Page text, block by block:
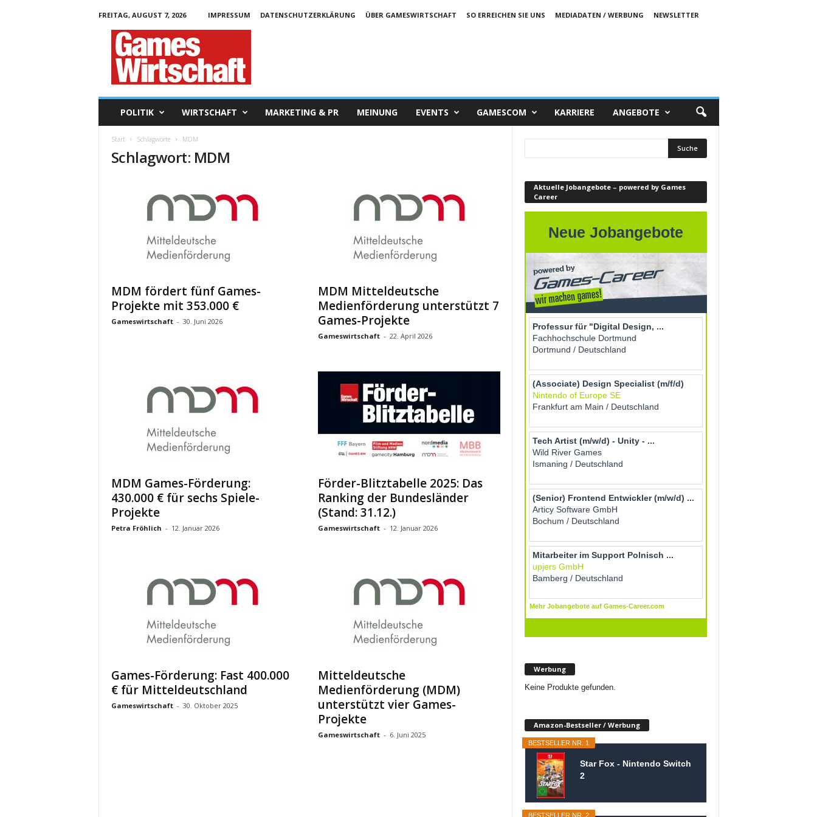
FREITAG, AUGUST 7, 2026 IMPRESSUM DATENSCHUTZERKLÄRUNG ÜBER GAMESWIRTSCHAFT SO ERREICHEN SIE UNS MEDIADATEN / WERBUNG
NEWSLETTER
POLITIK WIRTSCHAFT MARKETING & PR MEINUNG EVENTS GAMESCOM KARRIERE ANGEBOTE
Start Schlagworte MDM
Schlagwort: MDM
MDM fördert fünf Games-
Projekte mit 353.000 €
Gameswirtschaft - 30. Juni 2026
MDM Mitteldeutsche
Medienförderung unterstützt 7
Games-Projekte
Gameswirtschaft - 22. April 2026
MDM Games-Förderung:
430.000 € für sechs Spiele-
Projekte
Petra Fröhlich - 12. Januar 2026
Förder-Blitztabelle 2025: Das
Ranking der Bundesländer
(Stand: 31.12.)
Gameswirtschaft - 12. Januar 2026
Games-Förderung: Fast 400.000
€ für Mitteldeutschland
Gameswirtschaft - 30. Oktober 2025
Mitteldeutsche
Medienförderung (MDM)
unterstützt vier Games-
Projekte
Gameswirtschaft - 6. Juni 2025
Aktuelle Jobangebote – powered by Games
Career
Werbung
Keine Produkte gefunden.
Amazon-Bestseller / Werbung
BESTSELLER NR. 1
Star Fox - Nintendo Switch
2
BESTSELLER NR. 2